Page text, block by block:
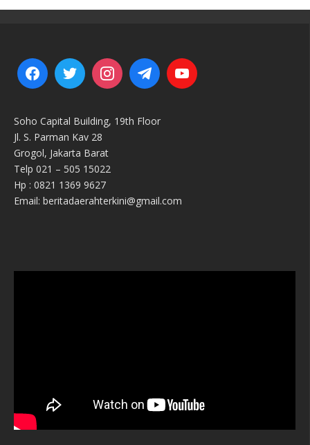
Soho Capital Building, 19th Floor
Jl. S. Parman Kav 28
Grogol, Jakarta Barat
Telp 021 – 505 15022
Hp : 0821 1369 9627
Email: beritadaerahterkini@gmail.com